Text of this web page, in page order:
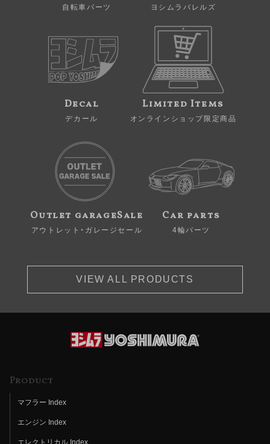
自転車パーツ ヨシムラバレルズ
Decal
デカール
Limited Items
オンラインショップ限定商品
Outlet garageSale
アウトレット・ガレージセール
Car parts
4輪パーツ
VIEW ALL PRODUCTS
Product
マフラー Index
エンジン Index
エレクトリカル Index